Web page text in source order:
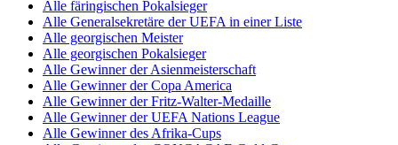
Alle färingischen Pokalsieger
Alle Generalsekretäre der UEFA in einer Liste
Alle georgischen Meister
Alle georgischen Pokalsieger
Alle Gewinner der Asienmeisterschaft
Alle Gewinner der Copa America
Alle Gewinner der Fritz-Walter-Medaille
Alle Gewinner der UEFA Nations League
Alle Gewinner des Afrika-Cups